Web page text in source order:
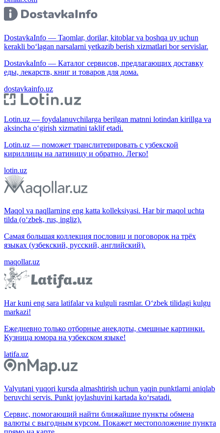
DostavkaInfo — Taomlar, dorilar, kitoblar va boshqa uy uchun
kerakli bo‘lagan narsalarni yetkazib berish xizmatlari bor servislar.
DostavkaInfo — Каталог сервисов, предлагающих доставку
еды, лекарств, книг и товаров для дома.
dostavkainfo.uz
Lotin.uz — foydalanuvchilarga berilgan matnni lotindan kirillga va
aksincha o‘girish xizmatini taklif etadi.
Lotin.uz — поможет транслитерировать с узбекской
кириллицы на латиницу и обратно. Легко!
lotin.uz
Maqol va naqllarning eng katta kolleksiyasi. Har bir maqol uchta
tilda (o‘zbek, rus, ingliz).
Самая большая коллекция пословиц и поговорок на трёх
языках (узбекский, русский, английский).
maqollar.uz
Har kuni eng sara latifalar va kulguli rasmlar. O‘zbek tilidagi kulgu
markazi!
Ежедневно только отборные анекдоты, смешные картинки.
Кузница юмора на узбекском языке!
latifa.uz
Valyutani yuqori kursda almashtirish uchun yaqin punktlarni aniqlab
beruvchi servis. Punkt joylashuvini kartada ko‘rsatadi.
Сервис, помогающий найти ближайшие пункты обмена
валюты с выгодным курсом. Покажет местоположение пункта